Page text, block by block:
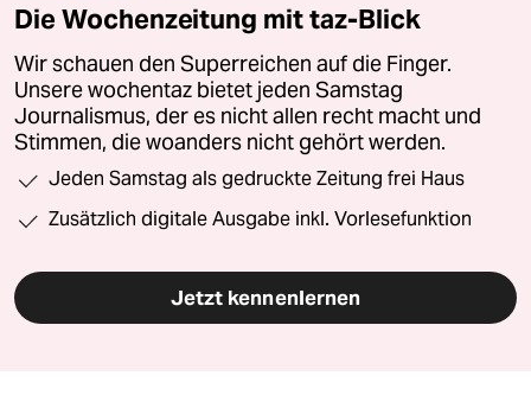
Die Wochenzeitung mit taz-Blick
Wir schauen den Superreichen auf die Finger.
Unsere wochentaz bietet jeden Samstag
Journalismus, der es nicht allen recht macht und
Stimmen, die woanders nicht gehört werden.
Jeden Samstag als gedruckte Zeitung frei Haus
Zusätzlich digitale Ausgabe inkl. Vorlesefunktion
Jetzt kennenlernen